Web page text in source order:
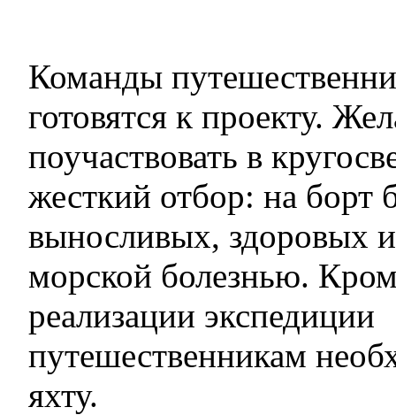
Команды
готовятся к проекту.
поучаствовать в
жесткий отбор: на борт
выносливых, здоровых
морской болезнью.
реализации экспедиции
путешественникам
яхту.